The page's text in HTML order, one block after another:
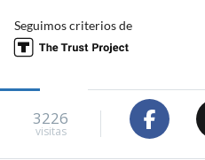
Seguimos criterios de
3226
visitas